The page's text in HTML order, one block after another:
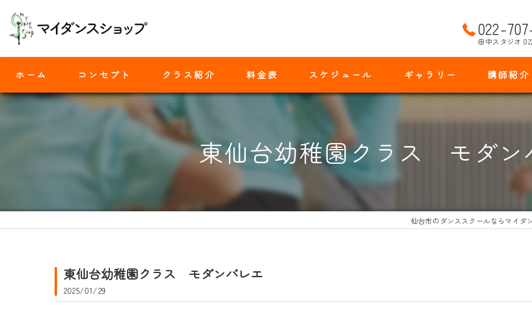
022-
田中スタジオ
ホーム コンセプト クラス紹介
モダンバレエ
ヒップホップ
ジャズダンス
ストレッチ
料金表 スケジュール ギャラリー 講師紹介
東仙台幼稚園クラス モダン
仙台市のダンススクールならマイダ
東仙台幼稚園クラス モダンバレエ
2025/01/29